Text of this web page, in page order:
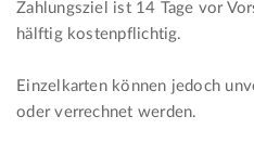
Zahlungsziel ist 14 Tage vor
hälftig kostenpflichtig.
Einzelkarten können jedoch
oder verrechnet werden.